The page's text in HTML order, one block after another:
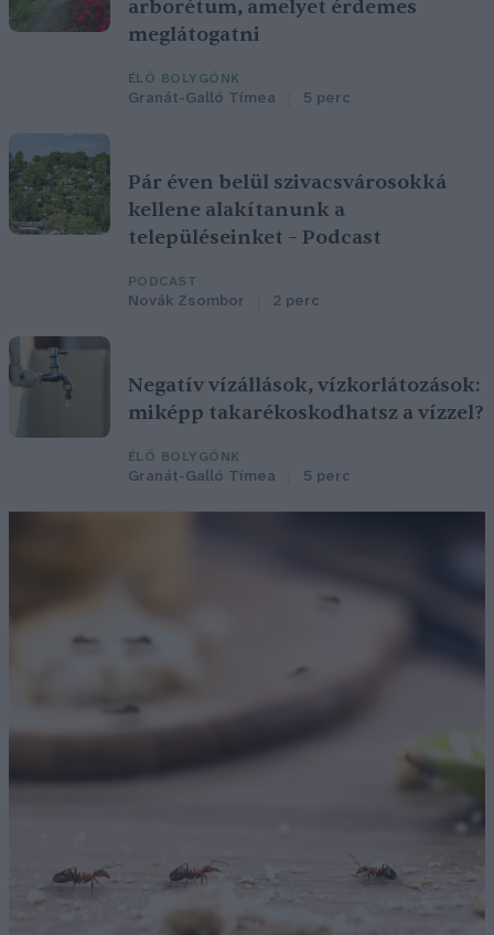
arborétum, amelyet érdemes
meglátogatni
ÉLŐ BOLYGÓNK
Granát-Galló Tímea 5 perc
Pár éven belül szivacsvárosokká
kellene alakítanunk a
településeinket – Podcast
PODCAST
Novák Zsombor 2 perc
Negatív vízállások, vízkorlátozások:
miképp takarékoskodhatsz a vízzel?
ÉLŐ BOLYGÓNK
Granát-Galló Tímea 5 perc